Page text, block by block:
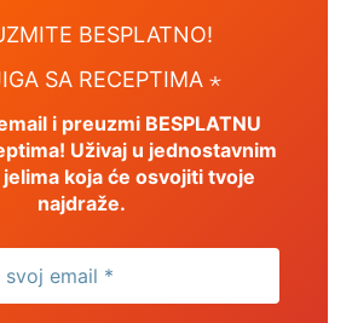
BESPLATNO!
SA RECEPTIMA ⋆
i preuzmi BESPLATNU
Uživaj u jednostavnim
koja će osvojiti tvoje
najdraže.